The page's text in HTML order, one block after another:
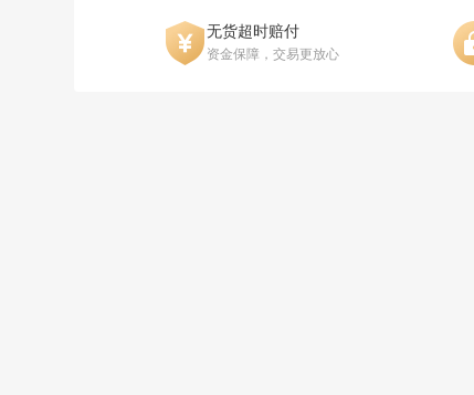
无货超时赔付
资金保障，交易更放心